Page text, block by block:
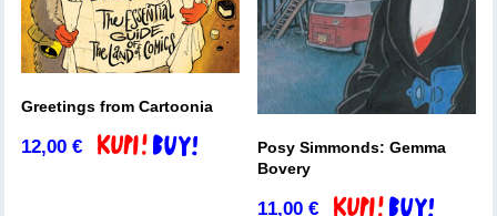
Greetings from Cartoonia
12,00€ Dodaj v košarico
Posy Simmonds: Gemma
Bovery
11,00€ Dodaj v košarico